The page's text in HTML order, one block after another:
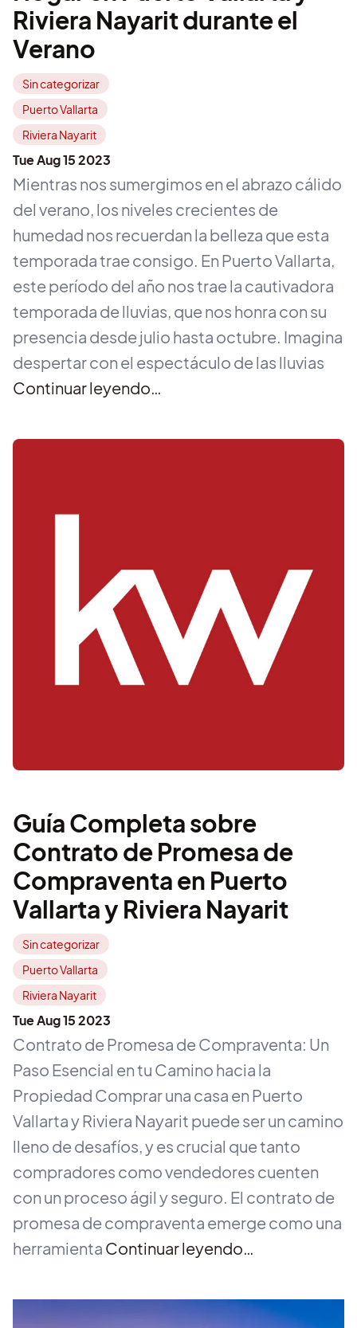
Riviera Nayarit durante el
Verano
Sin categorizar
Puerto Vallarta
Riviera Nayarit
Tue Aug 15 2023
Mientras nos sumergimos en el abrazo cálido
del verano, los niveles crecientes de
humedad nos recuerdan la belleza que esta
temporada trae consigo. En Puerto Vallarta,
este período del año nos trae la cautivadora
temporada de lluvias, que nos honra con su
presencia desde julio hasta octubre. Imagina
despertar con el espectáculo de las lluvias
Continuar leyendo…
Guía Completa sobre
Contrato de Promesa de
Compraventa en Puerto
Vallarta y Riviera Nayarit
Sin categorizar
Puerto Vallarta
Riviera Nayarit
Tue Aug 15 2023
Contrato de Promesa de Compraventa: Un
Paso Esencial en tu Camino hacia la
Propiedad Comprar una casa en Puerto
Vallarta y Riviera Nayarit puede ser un camino
lleno de desafíos, y es crucial que tanto
compradores como vendedores cuenten
con un proceso ágil y seguro. El contrato de
promesa de compraventa emerge como una
herramienta Continuar leyendo…